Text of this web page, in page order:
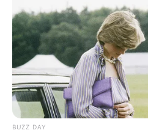
BUZZ DAY